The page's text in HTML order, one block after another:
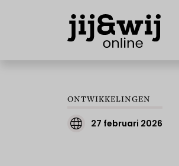
ONTWIKKELINGEN
27 februari 2026